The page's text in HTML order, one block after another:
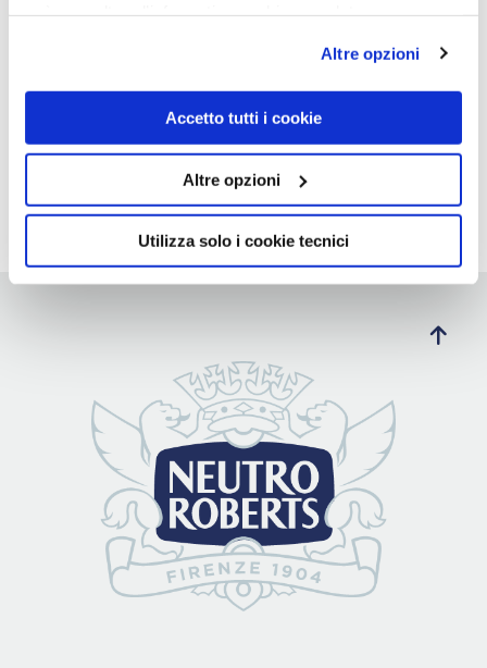
qualora clicchi su “Utilizza solo i cookie necessari”, non
sarà installato alcun cookie o altro strumento di
tracciamento diverso da quelli tecnici. Cliccando su
“Accetto tutti i cookie”, presterà il consenso
Cliccando su "Altre opzioni", potrà scegliere, in modo più
granulare, quali cookie autorizzare.
Altre opzioni
Accetto tutti i cookie
Altre opzioni
Utilizza solo i cookie tecnici
Micellare